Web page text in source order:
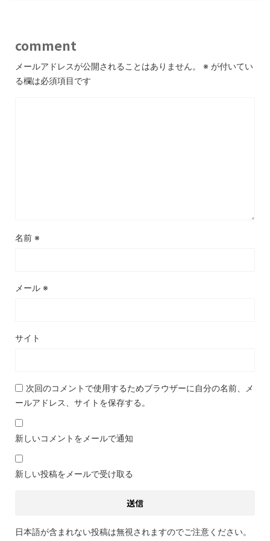
comment
メールアドレスが公開されることはありません。 ※ が付いてい
る欄は必須項目です
名前 ※
メール ※
サイト
次回のコメントで使用するためブラウザーに自分の名前、メ
ールアドレス、サイトを保存する。
新しいコメントをメールで通知
新しい投稿をメールで受け取る
日本語が含まれない投稿は無視されますのでご注意ください。